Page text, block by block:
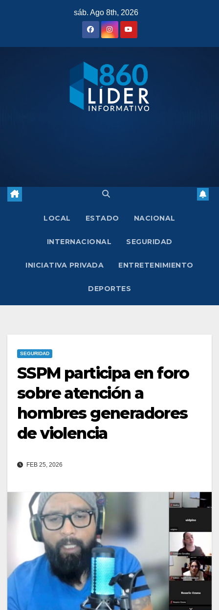
sáb. Ago 8th, 2026
LOCAL ESTADO NACIONAL
INTERNACIONAL SEGURIDAD
INICIATIVA PRIVADA ENTRETENIMIENTO
DEPORTES
SEGURIDAD
SSPM participa en foro
sobre atención a
hombres generadores
de violencia
FEB 25, 2026